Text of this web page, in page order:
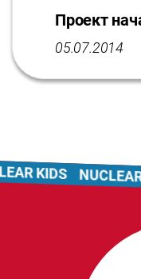
Проект
05.07.2014
KIDS NUCLEAR